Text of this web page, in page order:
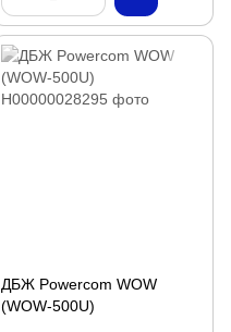
ДБЖ Powercom WOW
(WOW-500U)